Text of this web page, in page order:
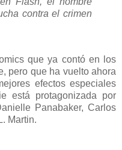
contra el crimen
que ya contó en los
pero que ha vuelto ahora
efectos especiales
está protagonizada por
Panabaker, Carlos
Martin.